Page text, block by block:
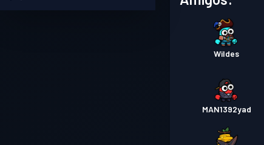
Wildes
MAN1392yad